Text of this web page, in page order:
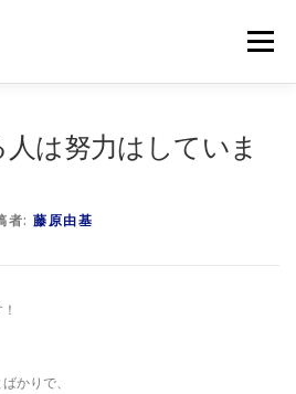
メニュー
は努力はしていま
者: 藤原由基
かりで、